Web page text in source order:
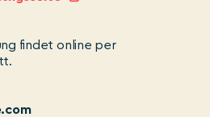
findet online per